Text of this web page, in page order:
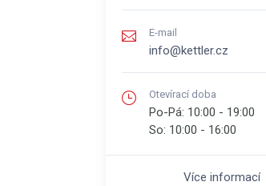
E-mail
info@kettler.cz
Otevírací doba
Po-Pá: 10:00 - 19:00
So: 10:00 - 16:00
Více informací